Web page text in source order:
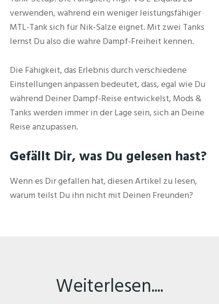
verwenden, während ein weniger leistungsfähiger
MTL-Tank sich für Nik-Salze eignet. Mit zwei Tanks
lernst Du also die wahre Dampf-Freiheit kennen.
Die Fähigkeit, das Erlebnis durch verschiedene
Einstellungen anpassen bedeutet, dass, egal wie Du
während Deiner Dampf-Reise entwickelst, Mods &
Tanks werden immer in der Lage sein, sich an Deine
Reise anzupassen.
Gefällt Dir, was Du gelesen hast?
Wenn es Dir gefallen hat, diesen Artikel zu lesen,
warum teilst Du ihn nicht mit Deinen Freunden?
Weiterlesen....